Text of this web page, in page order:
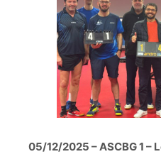
05/12/2025 – ASCBG 1 –